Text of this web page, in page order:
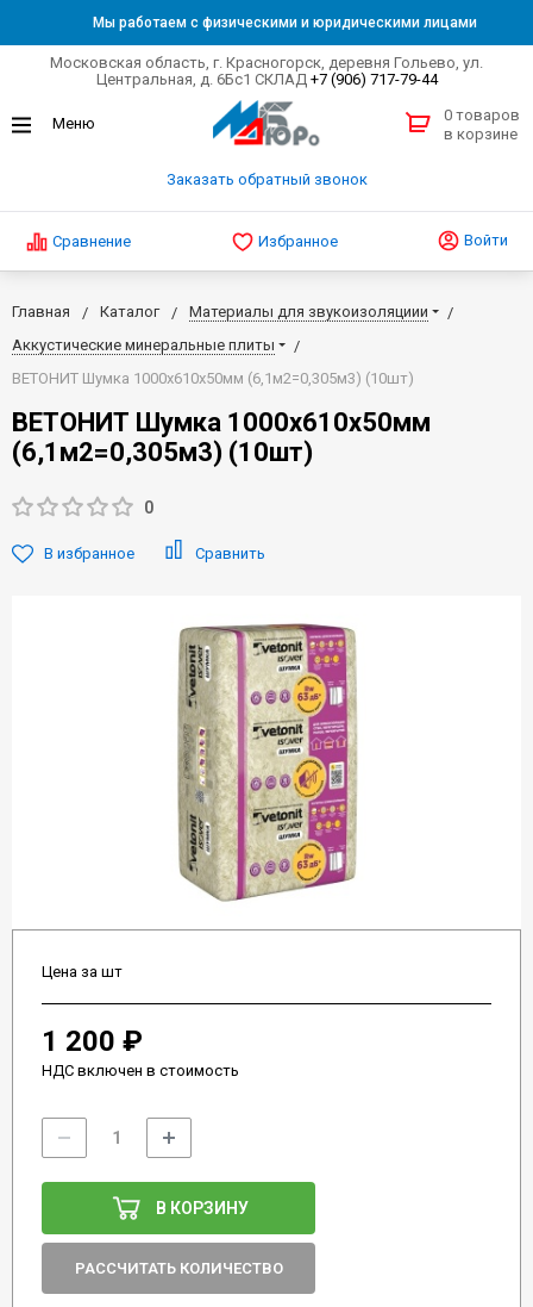
Мы работаем с физическими и юридическими лицами
Московская область, г. Красногорск, деревня Гольево, ул.
Центральная, д. 6Бс1 СКЛАД +7 (906) 717-79-44
Заказать обратный звонок
0 товаров
в корзине
Сравнение Избранное Войти
Главная Каталог
Материалы для звукоизоляциии
Аккустические минеральные плиты
ВЕТОНИТ Шумка 1000х610х50мм (6,1м2=0,305м3) (10шт)
ВЕТОНИТ Шумка 1000х610х50мм
(6,1м2=0,305м3) (10шт)
0
В избранное Сравнить
Цена за шт
1 200 ₽
НДС включен в стоимость
В КОРЗИНУ
РАССЧИТАТЬ КОЛИЧЕСТВО